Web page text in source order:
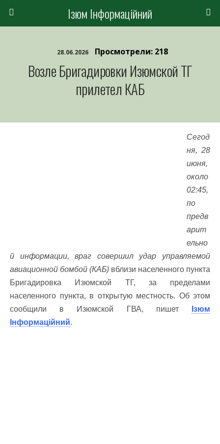
Ізюм Інформаційний
28.06.2026 Просмотрели: 218
Возле Бригадировки Изюмской ТГ
прилетел КАБ
Сегод
ня, 28
июня,
около
02:45,
по
предв
арит
ельно
й информации, враг совершил удар управляемой
авиационной бомбой (КАБ) вблизи населенного пункта
Бригадировка Изюмской ТГ, за пределами
населенного пункта, в открытую местность. Об этом
сообщили в Изюмской ГВА, пишет
Ізюм
Інформаційний.